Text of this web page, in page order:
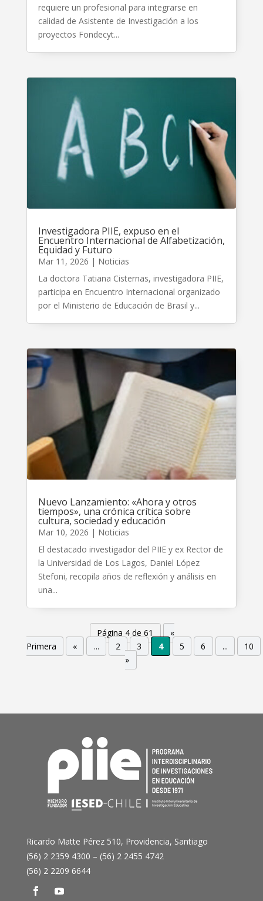
requiere un profesional para integrarse en
calidad de Asistente de Investigación a los
proyectos Fondecyt...
Investigadora PIIE, expuso en el
Encuentro Internacional de Alfabetización,
Equidad y Futuro
Mar 11, 2026 | Noticias
La doctora Tatiana Cisternas, investigadora PIIE,
participa en Encuentro Internacional organizado
por el Ministerio de Educación de Brasil y...
Nuevo Lanzamiento: «Ahora y otros
tiempos», una crónica crítica sobre
cultura, sociedad y educación
Mar 10, 2026 | Noticias
El destacado investigador del PIIE y ex Rector de
la Universidad de Los Lagos, Daniel López
Stefoni, recopila años de reflexión y análisis en
una...
Página 4 de 61
«
Primera
« ... 2 3 4 5 6 ...
10
»
Ricardo Matte Pérez 510, Providencia, Santiago
(56) 2 2359 4300 – (56) 2 2455 4742
(56) 2 2209 6644